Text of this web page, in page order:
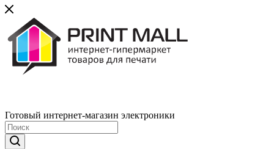
Готовый интернет-магазин электроники